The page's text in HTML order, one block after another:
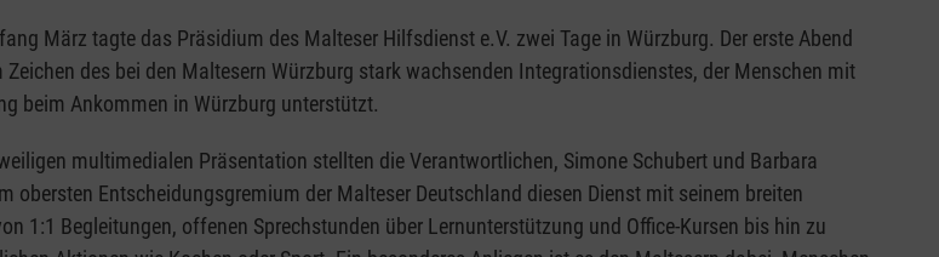
März tagte das Präsidium des Malteser Hilfsdienst e.V. zwei Tage in Würzburg. Der erste Abend
des bei den Maltesern Würzburg stark wachsenden Integrationsdienstes, der Menschen mit
beim Ankommen in Würzburg unterstützt.
multimedialen Präsentation stellten die Verantwortlichen, Simone Schubert und Barbara
obersten Entscheidungsgremium der Malteser Deutschland diesen Dienst mit seinem breiten
1:1 Begleitungen, offenen Sprechstunden über Lernunterstützung und Office-Kursen bis hin zu